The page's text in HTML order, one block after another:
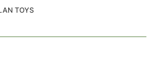
TOYS